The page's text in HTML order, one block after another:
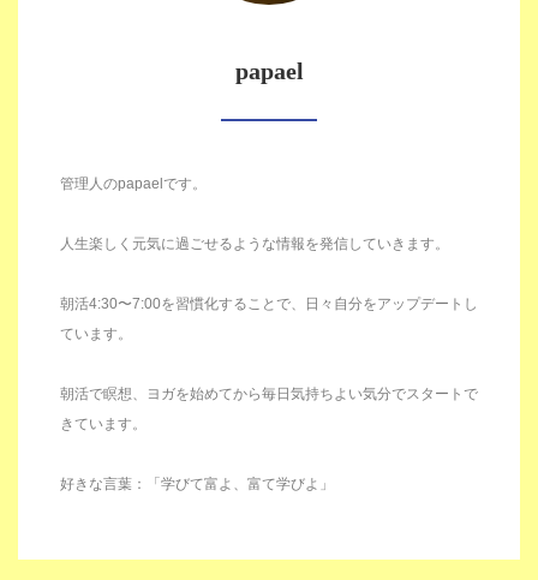
papael
管理人のpapaelです。
人生楽しく元気に過ごせるような情報を発信していきます。
朝活4:30〜7:00を習慣化することで、日々自分をアップデートし
ています。
朝活で瞑想、ヨガを始めてから毎日気持ちよい気分でスタートで
きています。
好きな言葉：「学びて富よ、富て学びよ」